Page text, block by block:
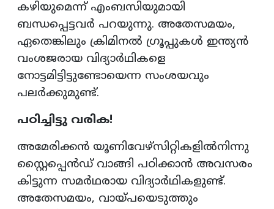
കഴിയുമെന്ന് എംബസിയുമായി
ബന്ധപ്പെട്ടവർ പറയുന്നു. അതേസമയം,
ഏതെങ്കിലും ക്രിമിനൽ ഗ്രൂപ്പുകൾ ഇന്ത്യൻ
വംശജരായ വിദ്യാർഥികളെ
നോട്ടമിട്ടിട്ടുണ്ടോയെന്ന സംശയവും
പലർക്കുമുണ്ട്.
പഠിച്ചിട്ടു വരിക!
അമേരിക്കൻ യൂണിവേഴ്സിറ്റികളിൽനിന്നു
സ്റ്റൈപ്പെൻഡ് വാങ്ങി പഠിക്കാൻ അവസരം
കിട്ടുന്ന സമർഥരായ വിദ്യാർഥികളുണ്ട്.
അതേസമയം, വായ്പയെടുത്തും